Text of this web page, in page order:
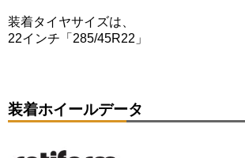
装着タイヤサイズは、
22インチ「285/45R22」
装着ホイールデータ